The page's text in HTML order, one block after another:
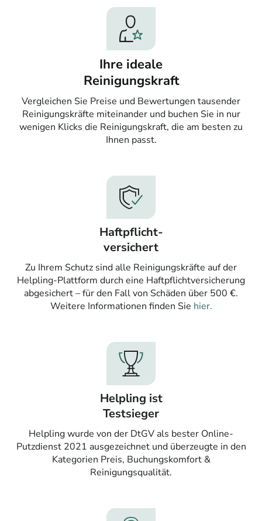
Ihre ideale
Reinigungskraft
Vergleichen Sie Preise und Bewertungen tausender
Reinigungskräfte miteinander und buchen Sie in nur
wenigen Klicks die Reinigungskraft, die am besten zu
Ihnen passt.
Haftpflicht-
versichert
Zu Ihrem Schutz sind alle Reinigungskräfte auf der
Helpling-Plattform durch eine Haftpflichtversicherung
abgesichert – für den Fall von Schäden über 500 €.
Weitere Informationen finden Sie hier.
Helpling ist
Testsieger
Helpling wurde von der DtGV als bester Online-
Putzdienst 2021 ausgezeichnet und überzeugte in den
Kategorien Preis, Buchungskomfort &
Reinigungsqualität.